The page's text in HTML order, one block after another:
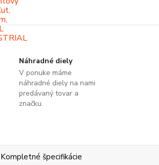
Náhradné diely
V ponuke máme
náhradné diely na nami
predávaný tovar a
značku.
Kompletné špecifikácie